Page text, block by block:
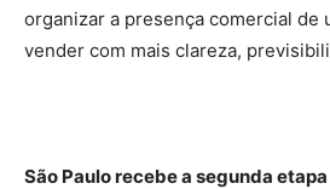
organizar a presença comercial de
vender com mais clareza,
São Paulo recebe a segunda